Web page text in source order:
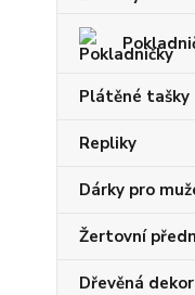
Plátěné tašky
Repliky
Dárky pro
Žertovní
Dřevěná